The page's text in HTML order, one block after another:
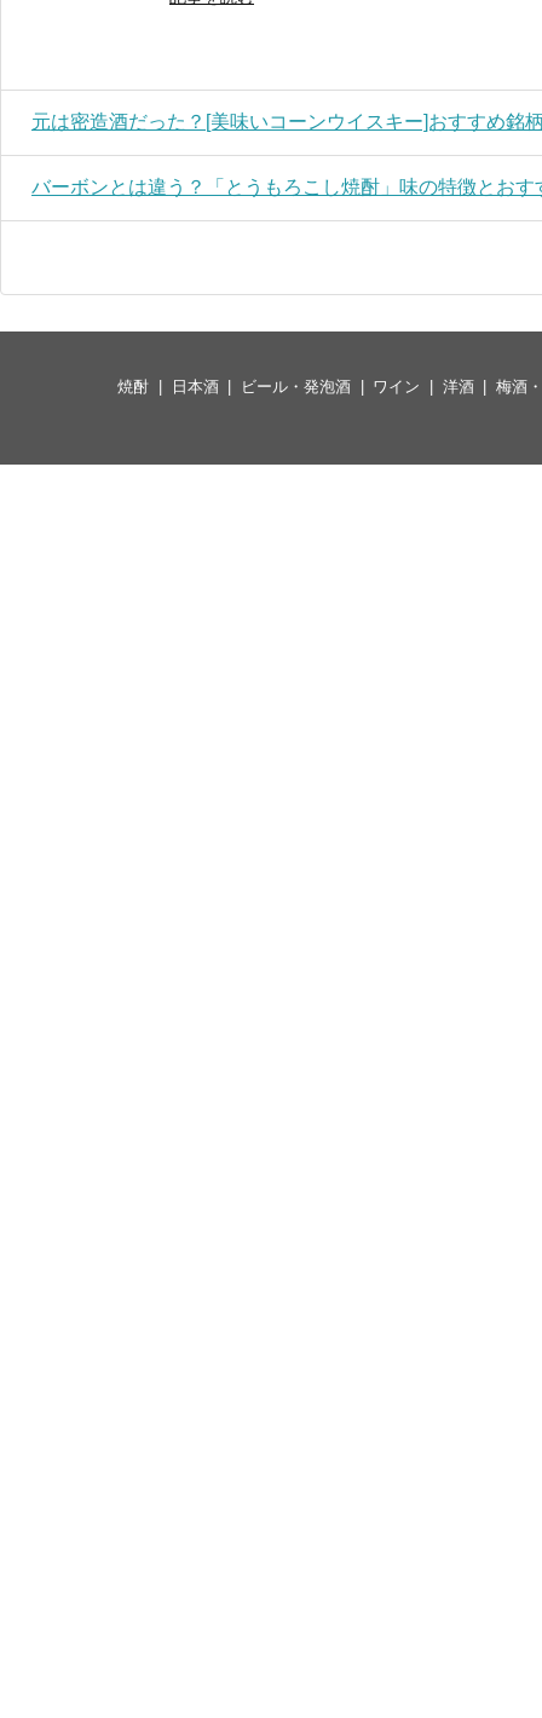
元は密造酒だった？[美味いコーンウイスキー]おすすめ銘
バーボンとは違う？「とうもろこし焼酎」味の特徴とおす
焼酎 日本酒 ビール・発泡酒 ワイン 洋酒 梅酒